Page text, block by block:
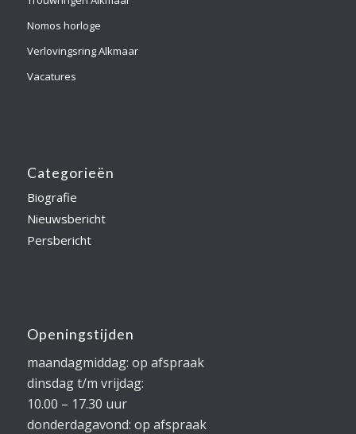
Nomos horloge
Verlovingsring Alkmaar
Vacatures
Categorieën
Biografie
Nieuwsbericht
Persbericht
Openingstijden
maandagmiddag: op afspraak
dinsdag t/m vrijdag:
10.00 – 17.30 uur
donderdagavond: op afspraak